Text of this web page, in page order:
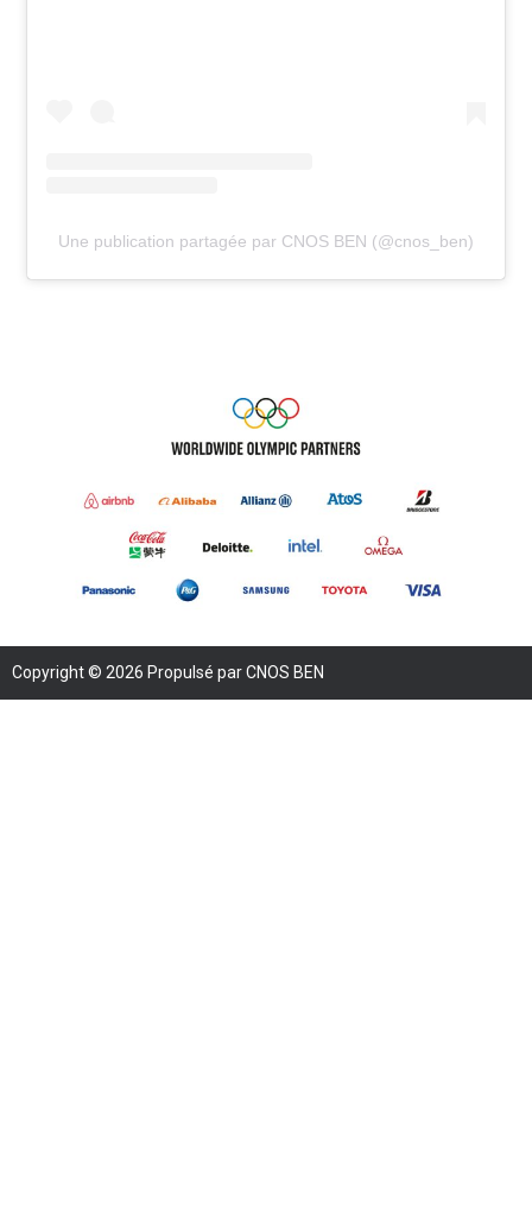
Une publication partagée par CNOS BEN (@cnos_ben)
Copyright © 2026 Propulsé par CNOS BEN